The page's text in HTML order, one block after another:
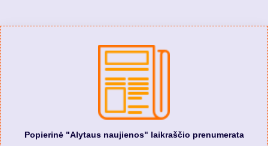
Popierinė "Alytaus naujienos" laikraščio prenumerata